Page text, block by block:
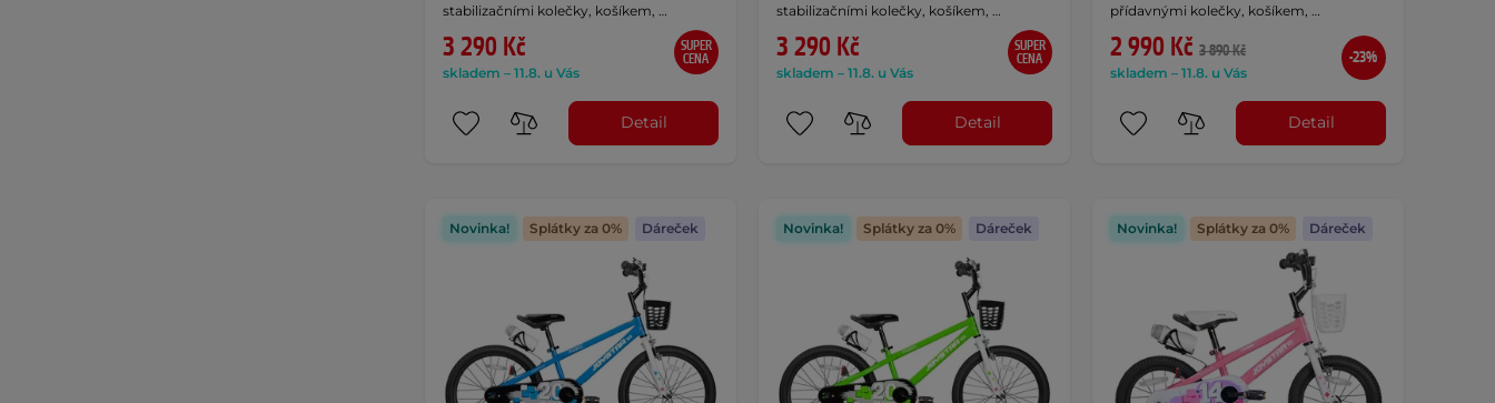
stabilizačními kolečky, košíkem, …
3 290 Kč
skladem – 11.8. u Vás
SUPER
CENA
Detail
stabilizačními kolečky, košíkem, …
3 290 Kč
skladem – 11.8. u Vás
SUPER
CENA
Detail
přídavnými kolečky, košíkem, …
2 990 Kč 3 890 Kč
skladem – 11.8. u Vás
-23%
Detail
Novinka! Splátky za 0% Dáreček Novinka! Splátky za 0% Dáreček Novinka! Splátky za 0% Dáreček